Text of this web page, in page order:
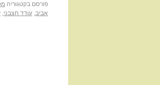
פורסם בקטגוריה
אביב, עודד חצבני,